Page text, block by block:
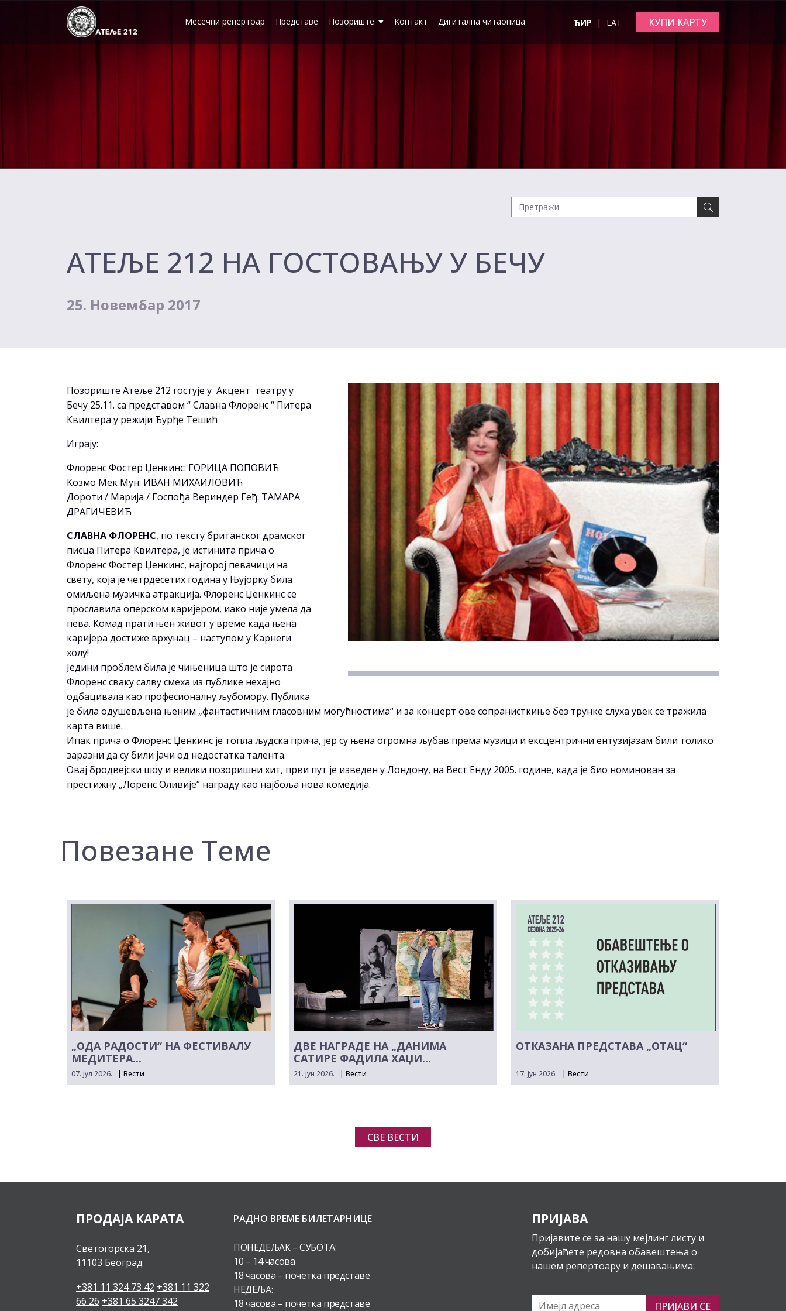
Месечни репертоар Представе Позориште Контакт Дигитална читаоница ЋИР | LAT КУПИ КАРТУ
АТЕЉЕ 212 НА ГОСТОВАЊУ У БЕЧУ
25. Новембар 2017
Позориште Атеље 212 гостује у Акцент театру у
Бечу 25.11. са представом “ Славна Флоренс “ Питера
Квилтера у режији Ђурђе Тешић
Играју:
Флоренс Фостер Џенкинс: ГОРИЦА ПОПОВИЋ
Козмо Мек Мун: ИВАН МИХАИЛОВИЋ
Дороти / Марија / Госпођа Вериндер Геђ: ТАМАРА
ДРАГИЧЕВИЋ
СЛАВНА ФЛОРЕНС, по тексту британског драмског
писца Питера Квилтера, jе истинита прича о
Флоренс Фостер Џенкинс, најгорој певачици на
свету, која је четрдесетих година у Њујорку била
омиљена музичка атракција. Флоренс Џенкинс се
прославила оперском каријером, иако није умела да
пева. Комад прати њен живот у време када њена
каријера достиже врхунац – наступом у Карнеги
холу!
Једини проблем била је чињеница што је сирота
Флоренс сваку салву смеха из публике нехајно
одбацивала као професионалну љубомору. Публика
је била одушевљена њеним „фантастичним гласовним могућностима“ и за концерт ове сопранисткиње без трунке слуха увек се тражила
карта више.
Ипак прича о Флоренс Џенкинс је топла људска прича, јер су њена огромна љубав према музици и ексцентрични ентузијазам били толико
заразни да су били јачи од недостатка талента.
Овај бродвејски шоу и велики позоришни хит, први пут је изведен у Лондону, на Вест Енду 2005. године, када је био номинован за
престижну „Лоренс Оливије” награду као најбоља нова комедија.
Повезане Теме
„ОДА РАДОСТИ“ НА ФЕСТИВАЛУ
МЕДИТЕРА...
07. јул 2026. | Вести
ДВЕ НАГРАДЕ НА „ДАНИМА
САТИРЕ ФАДИЛА ХАЏИ...
21. јун 2026. | Вести
ОТКАЗАНА ПРЕДСТАВА „ОТАЦ“
17. јун 2026. | Вести
СВЕ ВЕСТИ
ПРОДАЈА КАРАТА
Светогорска 21,
11103 Београд
+381 11 324 73 42 +381 11 322
66 26 +381 65 3247 342
РАДНО ВРЕМЕ БИЛЕТАРНИЦЕ
ПОНЕДЕЉАК – СУБОТА:
10 – 14 часова
18 часова – почетка представе
НЕДЕЉА:
18 часова – почетка представе
ПРИЈАВА
Пријавите се за нашу мејлинг листу и
добијаћете редовна обавештења о
нашем репертоару и дешавањима:
ПРИЈАВИ СЕ